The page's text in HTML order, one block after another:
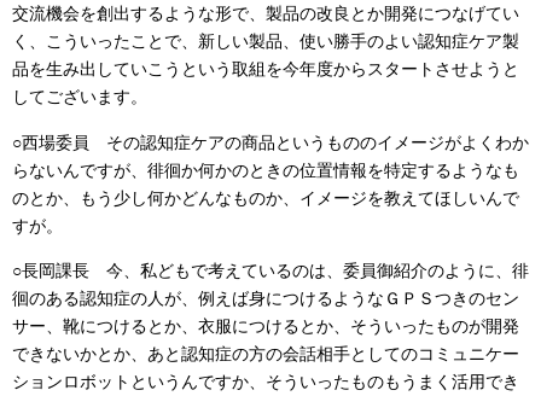
交流機会を創出するような形で、製品の改良とか開発につなげてい
く、こういったことで、新しい製品、使い勝手のよい認知症ケア製
品を生み出していこうという取組を今年度からスタートさせようと
してございます。
○西場委員 その認知症ケアの商品というもののイメージがよくわか
らないんですが、徘徊か何かのときの位置情報を特定するようなも
のとか、もう少し何かどんなものか、イメージを教えてほしいんで
すが。
○長岡課長 今、私どもで考えているのは、委員御紹介のように、徘
徊のある認知症の人が、例えば身につけるようなＧＰＳつきのセン
サー、靴につけるとか、衣服につけるとか、そういったものが開発
できないかとか、あと認知症の方の会話相手としてのコミュニケー
ションロボットというんですか、そういったものもうまく活用でき